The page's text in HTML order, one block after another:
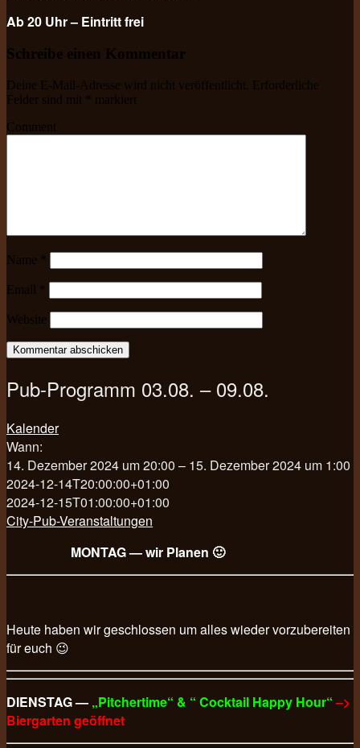
Ab 20 Uhr – Eintritt frei
Schreibe einen Kommentar
Deine E-Mail-Adresse wird nicht veröffentlicht.
Erforderliche
Felder sind mit
markiert
Comment
Name
Email
Website
Pub-Programm 03.08. – 09.08.
Kalender
Wann:
14. Dezember 2024 um 20:00 – 15. Dezember 2024 um 1:00
2024-12-14T20:00:00+01:00
2024-12-15T01:00:00+01:00
City-Pub-Veranstaltungen
MONTAG — wir Planen 🙂
Heute haben wir geschlossen um alles wieder vorzubereiten
für euch 😉
DIENSTAG — „Pitchertime“ & “ Cocktail Happy Hour“–>
Biergarten geöffnet